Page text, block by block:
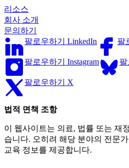
리소스
회사 소개
문의하기
팔로우하기 LinkedIn
팔
팔로우하기 Instagram
팔로우하기 X
법적 면책 조항
이 웹사이트는 의료, 법률 또는 재
습니다. 오히려 해당 분야의 전문
교육 정보를 제공합니다.